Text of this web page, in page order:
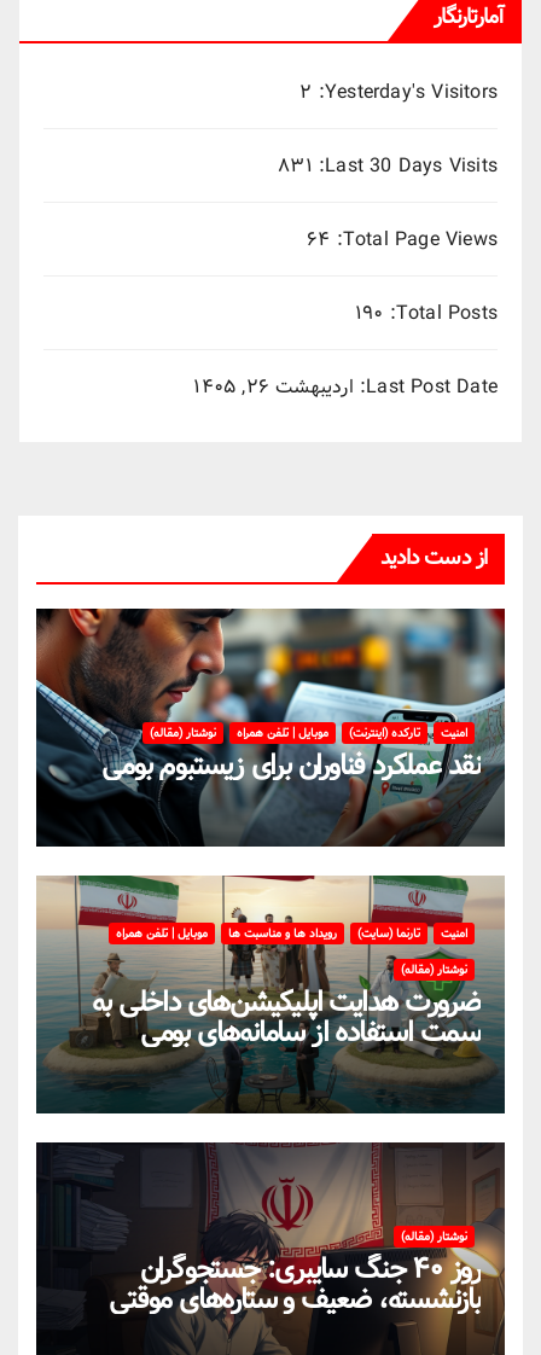
آمارتارنگار
Yesterday's Visitors: ۲
Last 30 Days Visits: ۸۳۱
Total Page Views: ۶۴
Total Posts: ۱۹۰
Last Post Date: اردیبهشت ۲۶, ۱۴۰۵
از دست دادید
امنیت تارکده (اینترنت) موبایل | تلفن همراه نوشتار (مقاله)
نقد عملکرد فناوران برای زیستبوم بومی
امنیت تارنما (سایت) رویداد ها و مناسبت ها
موبایل | تلفن همراه
نوشتار (مقاله)
ضرورت هدایت اپلیکیشن‌های داخلی به
سمت استفاده از سامانه‌های بومی
نوشتار (مقاله)
روز ۴۰ جنگ سایبری: جستجوگران
بازنشسته، ضعیف و ستاره‌های موقتی
ایران در بحران اینترنت!